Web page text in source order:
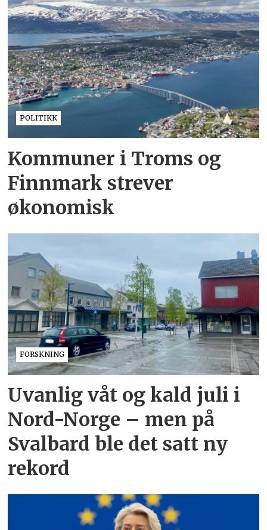
POLITIKK
Kommuner i Troms og
Finnmark strever
økonomisk
FORSKNING
Uvanlig våt og kald juli i
Nord-Norge – men på
Svalbard ble det satt ny
rekord